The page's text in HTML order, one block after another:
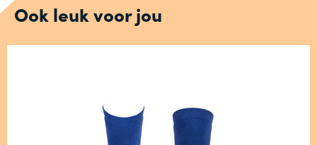
Ook leuk voor jou